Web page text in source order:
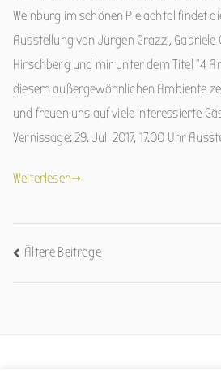
Weinburg im schönen Pielachtal findet
Ausstellung von Jürgen Grazzi, Gabriele
Hirschberg und mir unter dem Titel “4
diesem außergewöhnlichen Ambiente
und freuen uns auf viele interessierte
Vernissage: 29. Juli 2017, 17.00 Uhr
Weiterlesen
Beitrags-
Ältere Beiträge